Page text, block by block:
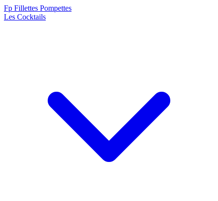
Fp Fillettes Pompettes
Les Cocktails